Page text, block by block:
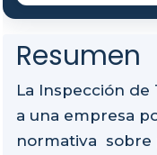
Resumen
La Inspección de
a una empresa
normativa sobre